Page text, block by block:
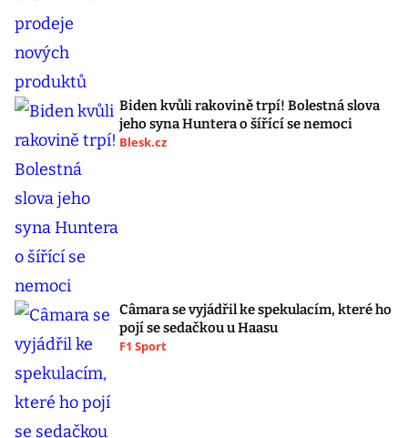
Biden kvůli rakovině trpí! Bolestná slova
jeho syna Huntera o šířící se nemoci
Blesk.cz
Câmara se vyjádřil ke spekulacím, které ho
pojí se sedačkou u Haasu
F1 Sport